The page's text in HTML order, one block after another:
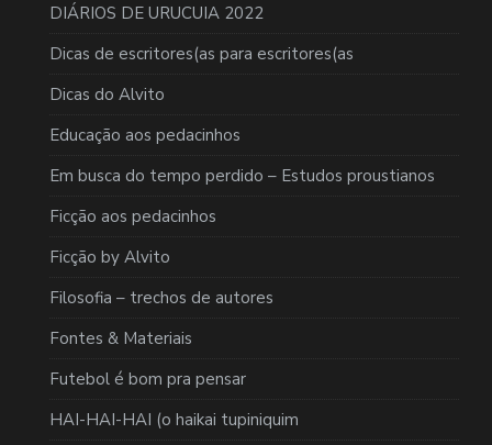
DIÁRIOS DE URUCUIA 2022
Dicas de escritores(as para escritores(as
Dicas do Alvito
Educação aos pedacinhos
Em busca do tempo perdido – Estudos proustianos
Ficção aos pedacinhos
Ficção by Alvito
Filosofia – trechos de autores
Fontes & Materiais
Futebol é bom pra pensar
HAI-HAI-HAI (o haikai tupiniquim